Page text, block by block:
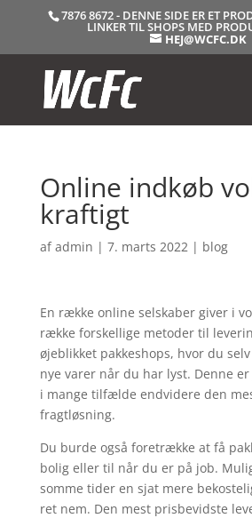
7876 8672 - DENNE SIDE ER ET
LINKER TIL SHOPS MED
HEJ@WCFC.DK
Online indkøb
kraftigt
afadmin | 7. marts 2022| blog
En række online selskaber giver i
række forskellige metoder til
øjeblikket pakkeshops, hvor du
nye varer når du har lyst. Denne
i mange tilfælde endvidere den
fragtløsning.
Du burde også foretrække at få
bolig eller til når du er på job.
somme tider en sjat mere
ret nem. Den mest prisbevidste